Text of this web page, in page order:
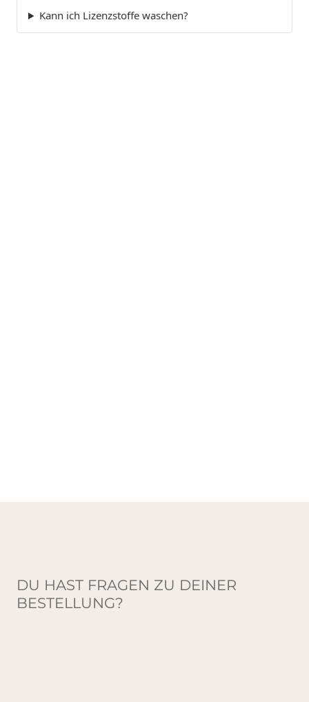
Kann ich Lizenzstoffe waschen?
DU HAST FRAGEN ZU DEINER
BESTELLUNG?